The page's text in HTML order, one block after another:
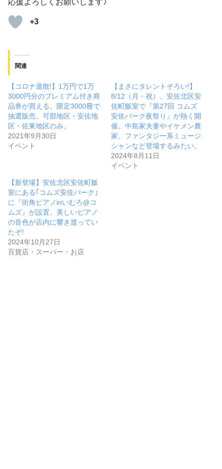
応援よろしくお願いします♪
+3
関連
【コロナ退散!】1万円で1万
3000円分のプレミアム付き商
品券が買える。限定3000冊で
抽選販売。可部地区・安佐地
区・佐東地区のみ。
2021年9月30日
イベント
【まさにタレントぞろい!】
8/12（月・祝）、安佐北区安
佐町飯室で『第27回 コムズ
安佐パーク夜祭り』が熱く開
催。中島家夫妻やイケメン農
家、ファンタジー系ミュージ
シャンなど登場するみたい。
2024年8月11日
イベント
【新登場】安佐北区安佐町飯
室にある｢コムズ安佐パーク｣
に『街角ピアノinいむろ@コ
ムズ』が設置。美しいピアノ
の音色が店内に響き渡ってい
たぞ!
2024年10月27日
百貨店・スーパー・お店